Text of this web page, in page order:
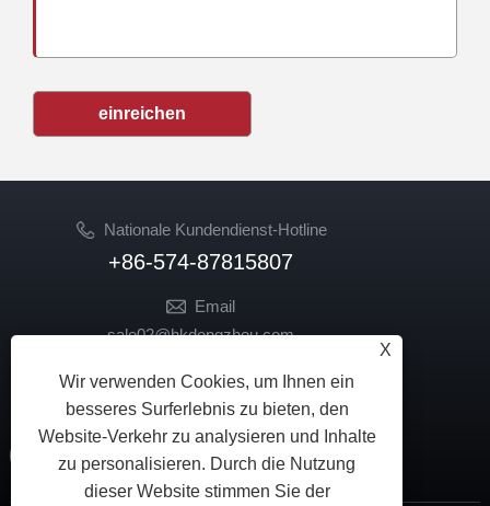
einreichen
Nationale Kundendienst-Hotline
+86-574-87815807
Email
sale02@hkdongzhou.com
FOLGEN SIE UNS
X
Wir verwenden Cookies, um Ihnen ein
besseres Surferlebnis zu bieten, den
Website-Verkehr zu analysieren und Inhalte
zu personalisieren. Durch die Nutzung
dieser Website stimmen Sie der